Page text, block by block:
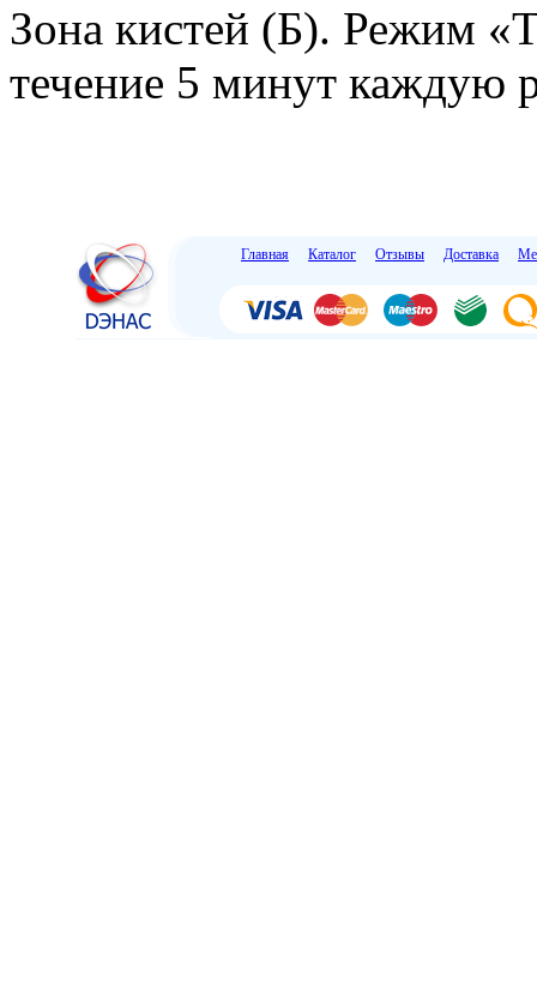
Зона кистей (Б). Режим
течение 5 минут каждую
Главная Каталог Отзывы Доставка